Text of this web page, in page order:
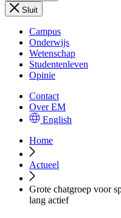
Sluit
Campus
Onderwijs
Wetenschap
Studentenleven
Opinie
Contact
Over EM
English
Home
Actueel
Grote chatgroep voor
lang actief